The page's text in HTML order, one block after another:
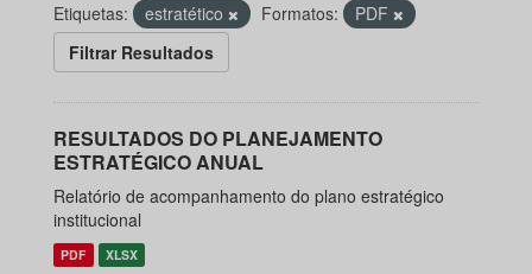
Etiquetas: estratético Formatos:
PDF
Filtrar Resultados
RESULTADOS DO PLANEJAMENTO
ESTRATÉGICO ANUAL
Relatório de acompanhamento do plano estratégico
institucional
PDF XLSX